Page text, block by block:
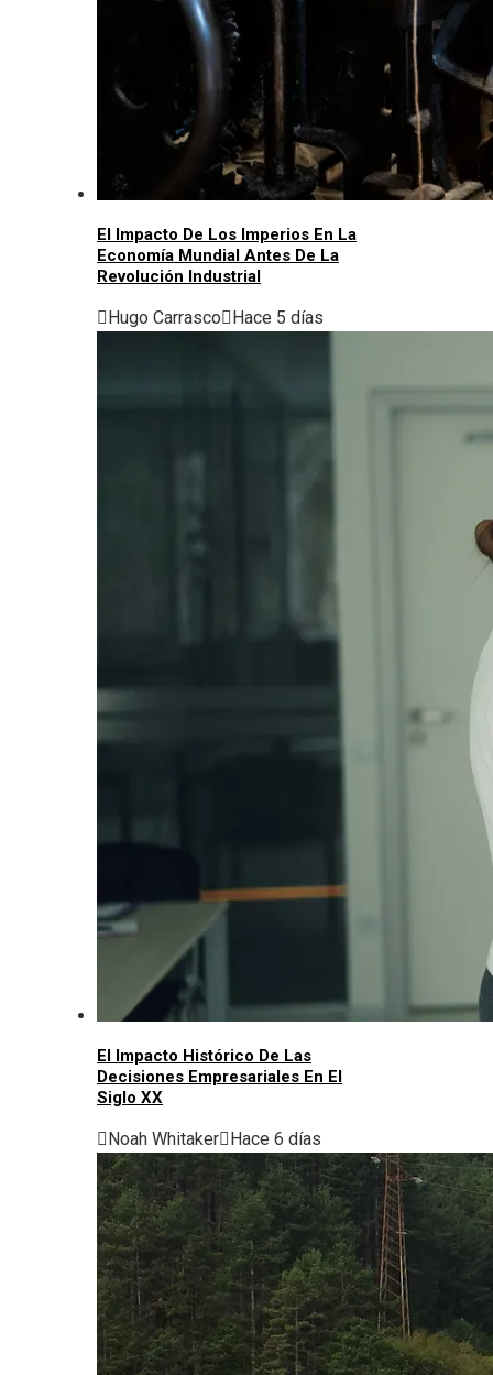
El Impacto De Los Imperios En La
Economía Mundial Antes De La
Revolución Industrial
Hugo Carrasco Hace 5 días
El Impacto Histórico De Las
Decisiones Empresariales En El
Siglo XX
Noah Whitaker Hace 6 días